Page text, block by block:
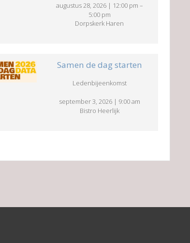
augustus 28, 2026 | 12:00 pm –
5:00 pm
Dorpskerk Haren
Samen de dag starten
Ledenbijeenkomst
september 3, 2026 | 9:00 am
Bistro Heerlijk